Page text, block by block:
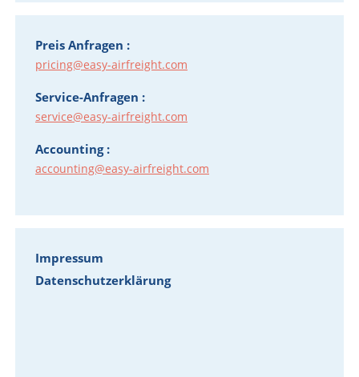
Preis Anfragen :
pricing@easy-airfreight.com
Service-Anfragen :
service@easy-airfreight.com
Accounting :
accounting@easy-airfreight.com
Impressum
Datenschutzerklärung